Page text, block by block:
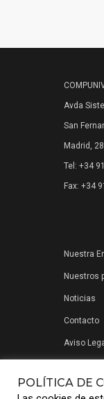
Avda
San
Madrid,
Tel: +34
Fax: +34
Nuestra
Nuestros
Noticias
Contacto
Aviso
POLÍTICA DE